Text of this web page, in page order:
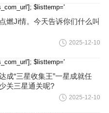
$listtemp='
燃Ji情。今天告诉你们什么叫
2025-12-10
$listtemp='
成“三星收集王”一星成就任
关三星通关呢?
2025-12-10